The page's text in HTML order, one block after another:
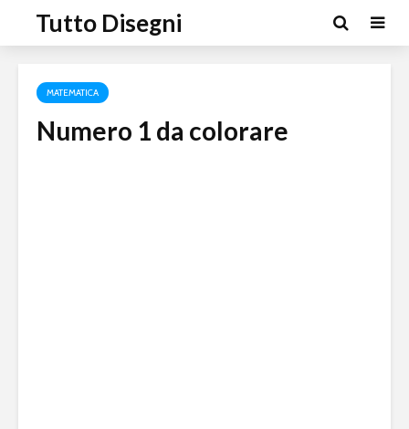
Tutto Disegni
MATEMATICA
Numero 1 da colorare